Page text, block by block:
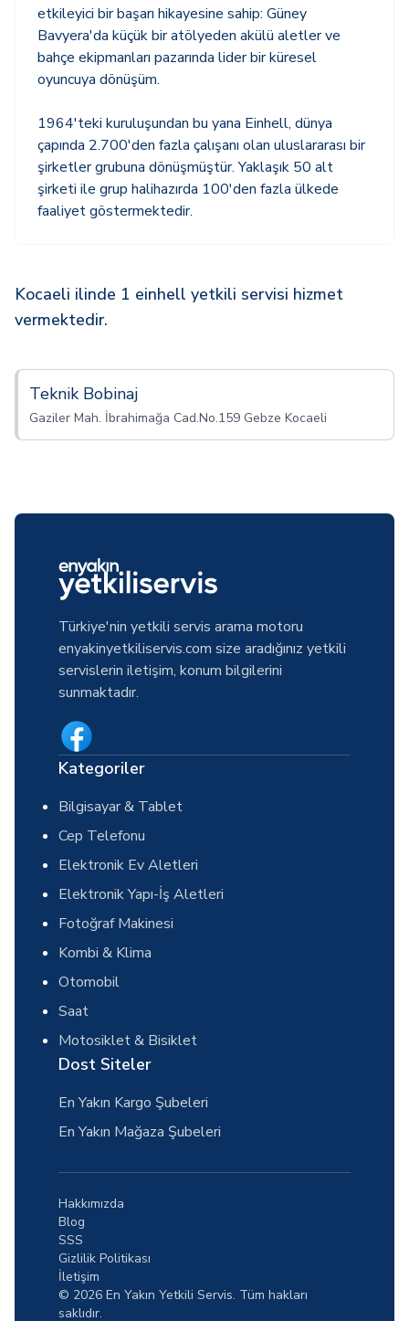
etkileyici bir başarı hikayesine sahip: Güney
Bavyera'da küçük bir atölyeden akülü aletler ve
bahçe ekipmanları pazarında lider bir küresel
oyuncuya dönüşüm.
1964'teki kuruluşundan bu yana Einhell, dünya
çapında 2.700'den fazla çalışanı olan uluslararası bir
şirketler grubuna dönüşmüştür. Yaklaşık 50 alt
şirketi ile grup halihazırda 100'den fazla ülkede
faaliyet göstermektedir.
Kocaeli ilinde 1 einhell yetkili servisi hizmet
vermektedir.
Teknik Bobinaj
Gaziler Mah. İbrahimağa Cad.No.159 Gebze Kocaeli
Türkiye'nin yetkili servis arama motoru
enyakinyetkiliservis.com size aradığınız yetkili
servislerin iletişim, konum bilgilerini
sunmaktadır.
Kategoriler
Bilgisayar & Tablet
Cep Telefonu
Elektronik Ev Aletleri
Elektronik Yapı-İş Aletleri
Fotoğraf Makinesi
Kombi & Klima
Otomobil
Saat
Motosiklet & Bisiklet
Dost Siteler
En Yakın Kargo Şubeleri
En Yakın Mağaza Şubeleri
© 2026 En Yakın Yetkili Servis. Tüm hakları
saklıdır.
Hakkımızda
Blog
SSS
Gizlilik Politikası
İletişim